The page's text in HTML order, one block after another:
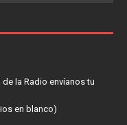
la Radio envíanos tu
en blanco)